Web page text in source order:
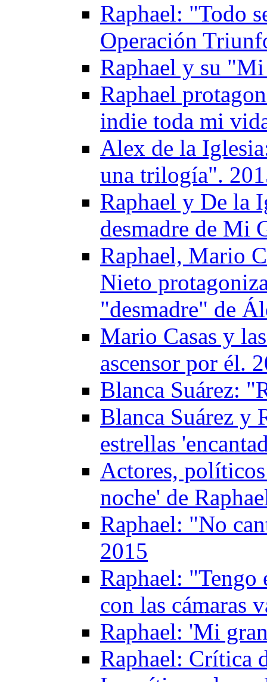
Raphael: "Todo
Operación
Raphael y su
Raphael
indie toda mi
Alex de la
una trilogía".
Raphael y De la
desmadre de Mi
Raphael, Mario
Nieto
"desmadre" de
Mario Casas y
ascensor por él.
Blanca Suárez:
Blanca Suárez y
estrellas
Actores,
noche' de
Raphael: "No
2015
Raphael: "Tengo
con las cámaras
Raphael: 'Mi
Raphael: Crítica